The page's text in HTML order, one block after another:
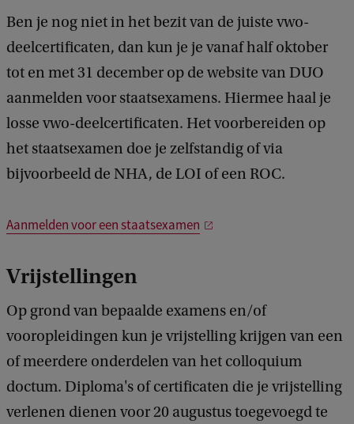
Ben je nog niet in het bezit van de juiste vwo-
deelcertificaten, dan kun je je vanaf half oktober
tot en met 31 december op de website van DUO
aanmelden voor staatsexamens. Hiermee haal je
losse vwo-deelcertificaten. Het voorbereiden op
het staatsexamen doe je zelfstandig of via
bijvoorbeeld de NHA, de LOI of een ROC.
Aanmelden voor een staatsexamen
Vrijstellingen
Op grond van bepaalde examens en/of
vooropleidingen kun je vrijstelling krijgen van een
of meerdere onderdelen van het colloquium
doctum. Diploma's of certificaten die je vrijstelling
verlenen dienen voor 20 augustus toegevoegd te